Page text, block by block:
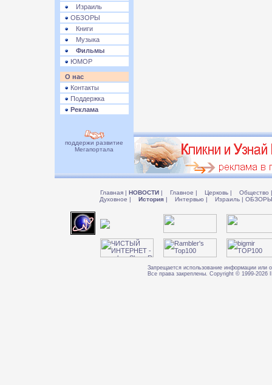
Израиль
ОБЗОРЫ
Книги
Музыка
Фильмы
ЮМОР
О нас
Контакты
Поддержка
Реклама
поддержи развитие
Мегапортала
Главная | НОВОСТИ | Главное | Церковь | Общество |
Духовное | История | Интервью | Израиль |
Запрещается использование информации или
Все права закреплены. Copyright © 1999-